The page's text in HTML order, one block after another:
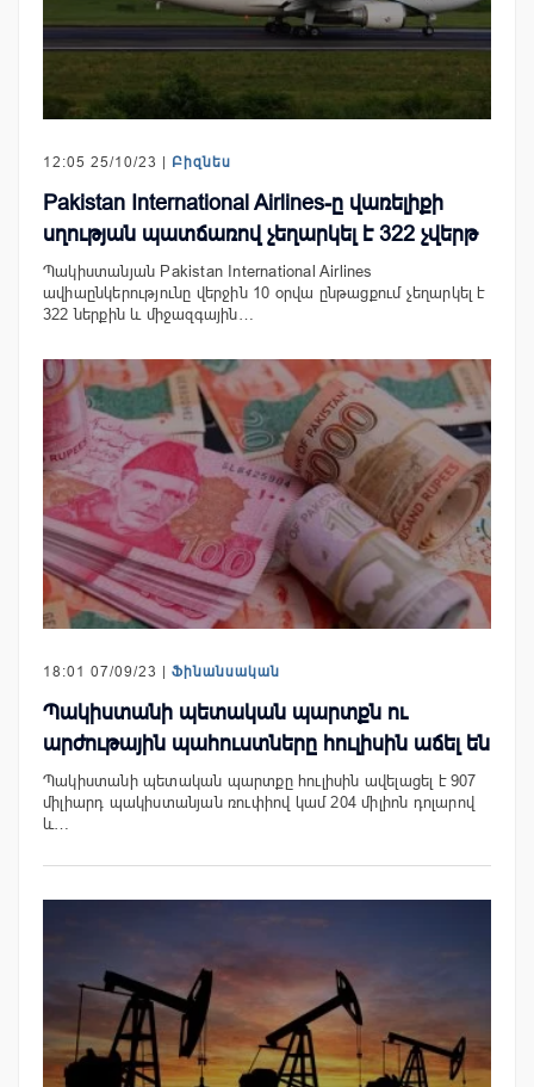
12:05 25/10/23 | Բիզնես
Pakistan International Airlines-ը վառելիքի
սղության պատճառով չեղարկել է 322 չվերթ
Պակիստանյան Pakistan International Airlines
ավիաընկերությունը վերջին 10 օրվա ընթացքում չեղարկել է
322 ներքին և միջազգային…
18:01 07/09/23 | Ֆինանսական
Պակիստանի պետական ​​պարտքն ու
արժութային պահուստները հուլիսին աճել են
Պակիստանի պետական ​​պարտքը հուլիսին ավելացել է 907
միլիարդ պակիստանյան ռուփիով կամ 204 միլիոն դոլարով
և…